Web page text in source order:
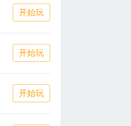
开始玩
开始玩
开始玩